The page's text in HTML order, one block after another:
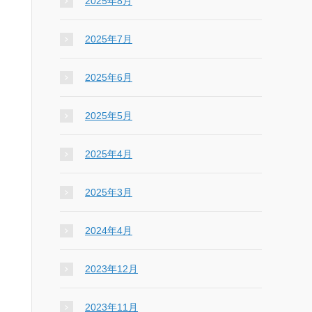
2025年7月
2025年6月
2025年5月
2025年4月
2025年3月
2024年4月
2023年12月
2023年11月